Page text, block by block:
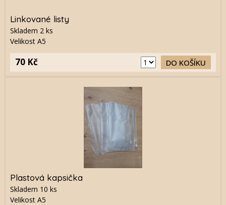
Linkované listy
Skladem 2ks
Velikost A5
70 Kč DO KOŠÍKU
Plastová kapsička
Skladem 10 ks
Velikost A5